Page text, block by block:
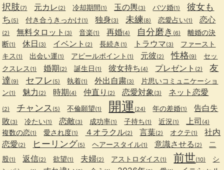
択肢(7) 元カレ (2) 冷却期間(1) 玉の輿(3) バツ婚(1)
彼女も
ち (5) 付き合うきっかけ(1) 独身(3) 未練(8) 恋愛占い(1) 恋心
(2) 無料タロット (3) 音楽(1) 再婚(4) 自分磨き (6)
離婚の決
断(1) 休日 (3) イベント (2) 長続き (1) トラウマ(3)
ファースト
キス (1) 出会い運(1) アピールポイント (1) 元彼(2) 性格(9)
セッ
クスレス (1) 婚期(2) 誕生日 (1) 彼女持ち (4) プレゼント (2)
友
達 (9) セフレ (5) 執着(1) 外出自粛(3)
片思いコミュニケーショ
ン(1) 魅力 (2) 時期(4) 仲直り (2) 恋愛対象 (3) ネット恋愛
(2) チャンス (5) 不倫願望(1) 開運 (24) 年の差婚(1)
告白失
敗(3) 冷たい(1) 恋敵(3) 成功率(1) 子持ち(1) 近況 (1) 上司 (4)
複数の恋(1) 愛され度(1) ４オラクル(2) 言葉(2) オクテ(1)
社内
恋愛(2) ヒーリング(5) ヘアースタイル(1) 意識させる (2)
二
股(1) 返信(2) 欲望(1) 夫婦(2) アストロダイス (1) 前世(10)
シ